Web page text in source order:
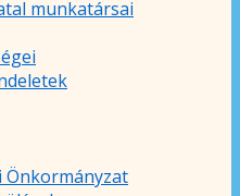
munkatársai
Önkormányzat